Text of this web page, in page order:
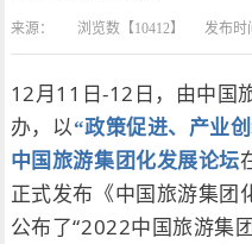
来源： 浏览数【10412】 发布时
12月11日-12日，由中国
办，以“政策促进、产业
中国旅游集团化发展论坛
正式发布《中国旅游集团
公布了“2022中国旅游集